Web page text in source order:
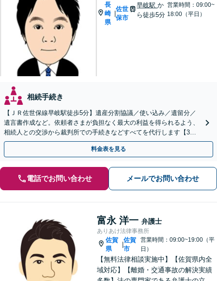
長
崎
県
佐世
保市
早岐駅か
ら徒歩5分
営業時間：09:00~
18:00（平日）
相続手続き
【ＪＲ佐世保線早岐駅徒歩5分】遺産分割協議／使い込み／遺留分／
遺言書作成など。依頼者さまが負担なく最大の利益を得られるよう、
相続人との交渉から裁判所での手続きなどすべてを代行します【3拠
点に計6人弁護士在籍】
料金表を見る
電話でお問い合わせ メールでお問い合わせ
富永 洋一 弁護士
ありあけ法律事務所
佐賀
県
|
佐賀
市
営業時間：09:00~19:00（平
日）
【無料法律相談実施中】【佐賀県内全
域対応】【離婚・交通事故の解決実績